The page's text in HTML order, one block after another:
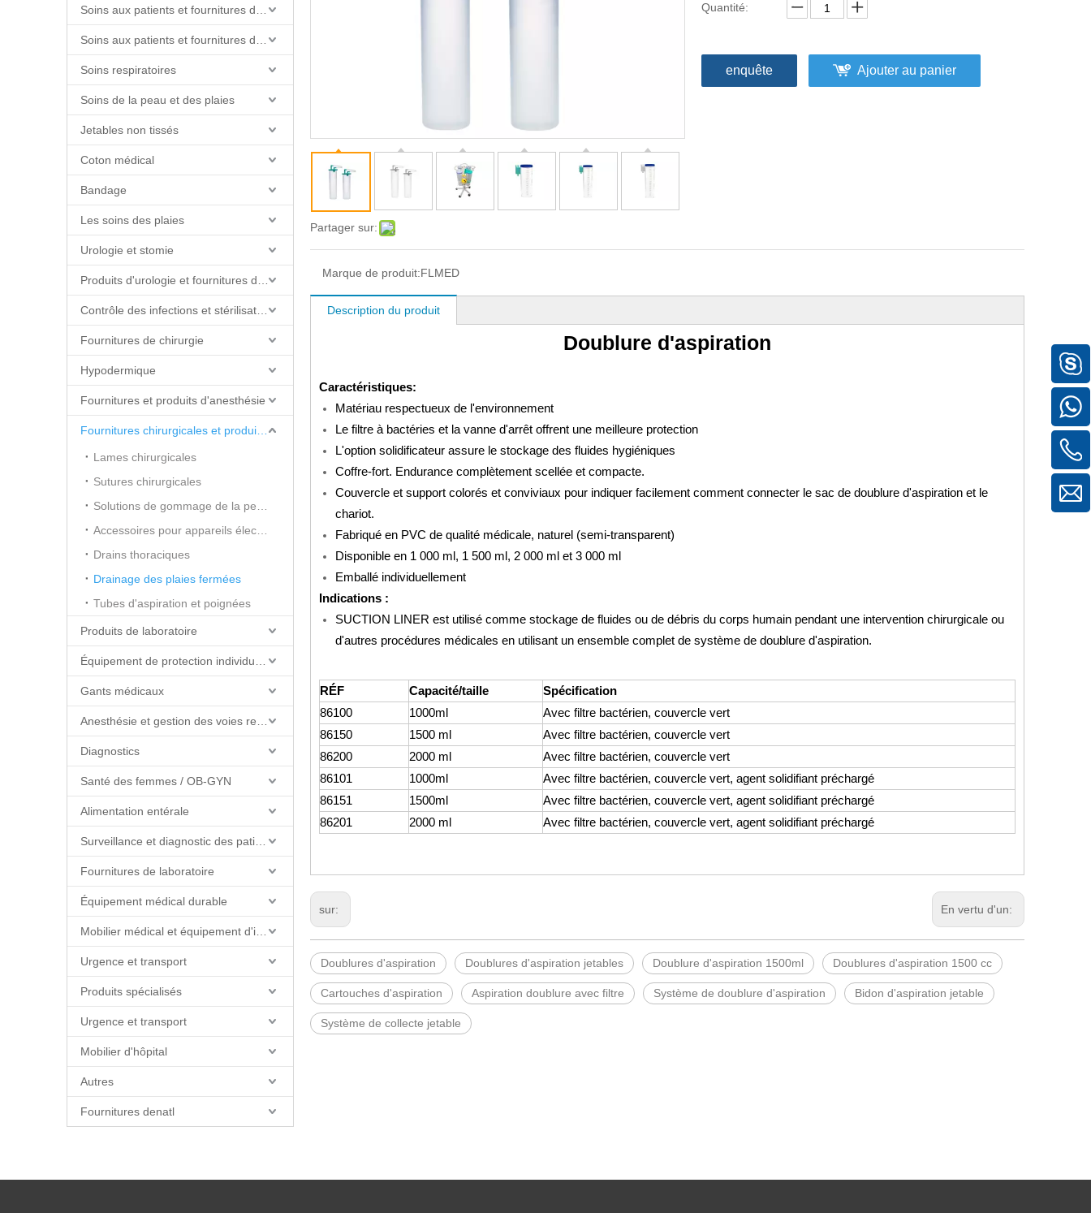
Soins respiratoires
Soins de la peau et des plaies
Jetables non tissés
Coton médical
Bandage
Les soins des plaies
Urologie et stomie
Fournitures de chirurgie
Hypodermique
Fournitures et produits d'anesthésie
Lames chirurgicales
Sutures chirurgicales
Drains thoraciques
Drainage des plaies fermées
Tubes d'aspiration et poignées
Produits de laboratoire
Gants médicaux
Diagnostics
Santé des femmes / OB-GYN
Alimentation entérale
Fournitures de laboratoire
Équipement médical durable
Urgence et transport
Produits spécialisés
Urgence et transport
Mobilier d'hôpital
Autres
Fournitures denatl
Partager sur:
Quantité:
enquête Ajouter au panier
Marque de produit:FLMED
Description du produit
Doublure d'aspiration
Caractéristiques:
Matériau respectueux de l'environnement
Le filtre à bactéries et la vanne d'arrêt offrent une meilleure protection
L'option solidificateur assure le stockage des fluides hygiéniques
Coffre-fort. Endurance complètement scellée et compacte.
Couvercle et support colorés et conviviaux pour indiquer facilement comment connecter le sac de doublure d'aspiration et le
chariot.
Fabriqué en PVC de qualité médicale, naturel (semi-transparent)
Disponible en 1 000 ml, 1 500 ml, 2 000 ml et 3 000 ml
Emballé individuellement
Indications :
SUCTION LINER est utilisé comme stockage de fluides ou de débris du corps humain pendant une intervention chirurgicale ou
d'autres procédures médicales en utilisant un ensemble complet de système de doublure d'aspiration.
RÉF Capacité/taille
Spécification
86100
1000ml
Avec filtre bactérien, couvercle vert
86150
1500 ml
Avec filtre bactérien, couvercle vert
86200
2000 ml
Avec filtre bactérien, couvercle vert
86101
1000ml
Avec filtre bactérien, couvercle vert, agent solidifiant préchargé
86151
1500ml
Avec filtre bactérien, couvercle vert, agent solidifiant préchargé
86201
2000 ml Avec filtre bactérien, couvercle vert, agent solidifiant préchargé
sur: En vertu d'un:
Doublures d'aspiration Doublures d'aspiration jetables Doublure d'aspiration 1500ml Doublures d'aspiration 1500 cc
Cartouches d'aspiration Aspiration doublure avec filtre Système de doublure d'aspiration Bidon d'aspiration jetable
Système de collecte jetable